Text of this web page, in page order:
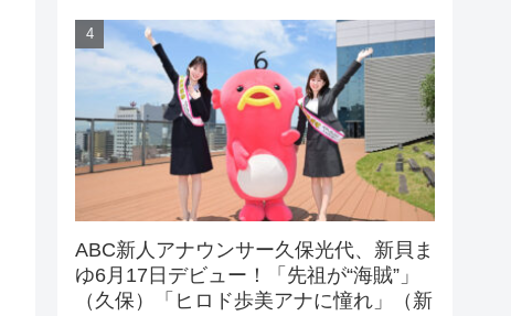
ABC新人アナウンサー久保光代、新貝ま
ゆ6月17日デビュー！「先祖が“海賊”」
（久保）「ヒロド歩美アナに憧れ」（新